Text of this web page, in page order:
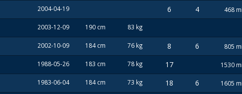
2004-04-19 6 4 468
2003-12-09 190 cm 83 kg
2002-10-09 184 cm 76 kg 8 6 805
1988-05-26 183 cm 78 kg 17 1530
1983-06-04 184 cm 73 kg 18 6 1605